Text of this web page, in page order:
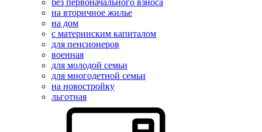
без первоначального взноса
на вторичное жилье
на дом
с материнским капиталом
для пенсионеров
военная
для молодой семьи
для многодетной семьи
на новостройку
льготная